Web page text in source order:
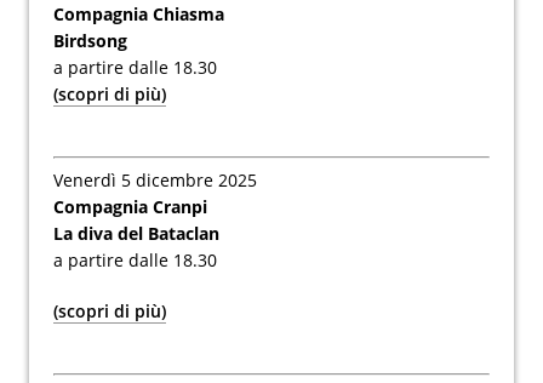
Compagnia Chiasma
Birdsong
a partire dalle 18.30
(scopri di più)
Venerdì 5 dicembre 2025
Compagnia Cranpi
La diva del Bataclan
a partire dalle 18.30
(scopri di più)